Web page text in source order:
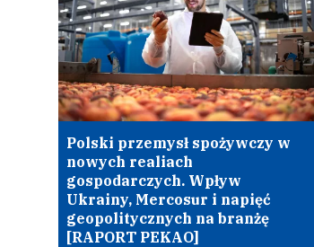
Polski przemysł spożywczy w
nowych realiach
gospodarczych. Wpływ
Ukrainy, Mercosur i napięć
geopolitycznych na branżę
[RAPORT PEKAO]